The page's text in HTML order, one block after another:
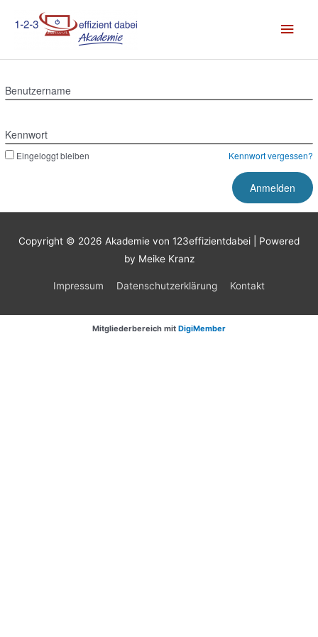
Inhalt
Benutzername
Kennwort
Eingeloggt bleiben Kennwort vergessen?
Copyright © 2026 Akademie von 123effizientdabei | Powered
by Meike Kranz
Impressum Datenschutzerklärung Kontakt
Mitgliederbereich mit DigiMember